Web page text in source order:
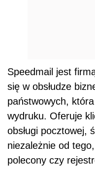
Speedmail jest
się w obsłudze
państwowych,
wydruku. Oferuje
obsługi pocztowej,
niezależnie od
polecony czy